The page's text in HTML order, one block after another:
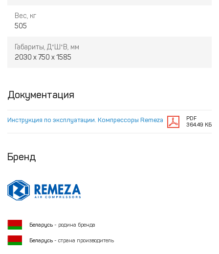
Вес, кг
505
Габариты, Д*Ш*В, мм
2030 х 750 х 1585
Документация
Инструкция по эксплуатации. Компрессоры Remeza
PDF
364.49 КБ
Бренд
Беларусь - родина бренда
Беларусь - страна производитель